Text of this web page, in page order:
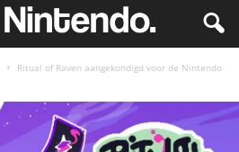
Ritual of Raven aangekondigd voor de Nintendo